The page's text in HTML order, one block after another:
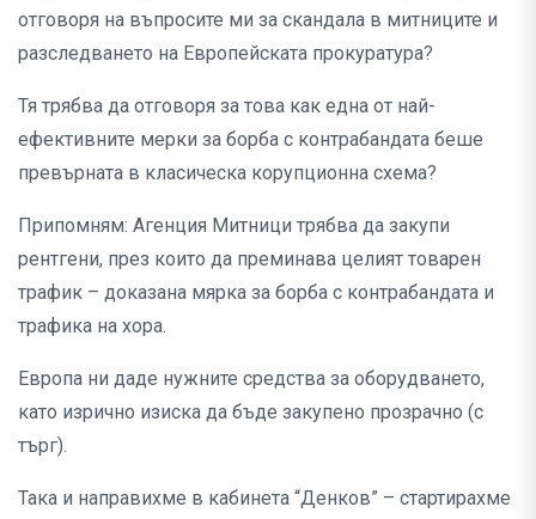
отговоря на въпросите ми за скандала в митниците и
разследването на Европейската прокуратура?
Тя трябва да отговоря за това как една от най-
ефективните мерки за борба с контрабандата беше
превърната в класическа корупционна схема?
Припомням: Агенция Митници трябва да закупи
рентгени, през които да преминава целият товарен
трафик – доказана мярка за борба с контрабандата и
трафика на хора.
Европа ни даде нужните средства за оборудването,
като изрично изиска да бъде закупено прозрачно (с
търг).
Така и направихме в кабинета “Денков” – стартирахме